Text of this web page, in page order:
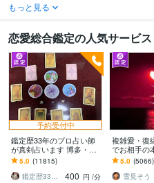
もっと見る
恋愛総合鑑定の人気サービス
予約受付中
鑑定歴33年のプロ占い師
が真剣占います 博多・廓
屋の純血統占い祈願師
雷鳥
5.0 (11815)
鑑定歴33年のプロ占い師 雷鳥
400 円 /分
複雑愛・復
でお相手の
ます 降りて
のままお伝
5.0 (5066)
雪見そう